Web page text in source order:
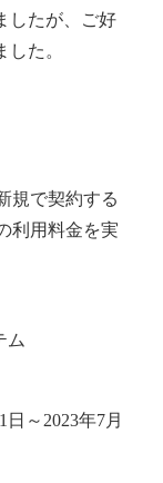
したが、ご好
た。
規で契約する
利用料金を実
ム
～2023年7月